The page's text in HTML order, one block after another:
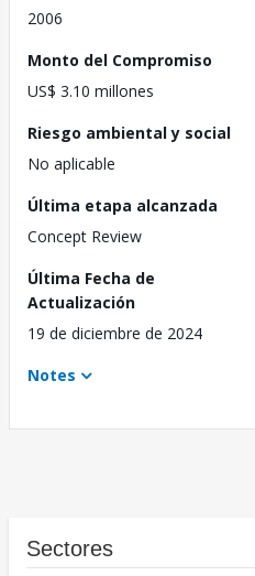
2006
Monto del Compromiso
US$ 3.10 millones
Riesgo ambiental y social
No aplicable
Última etapa alcanzada
Concept Review
Última Fecha de
Actualización
19 de diciembre de 2024
Notes
Sectores